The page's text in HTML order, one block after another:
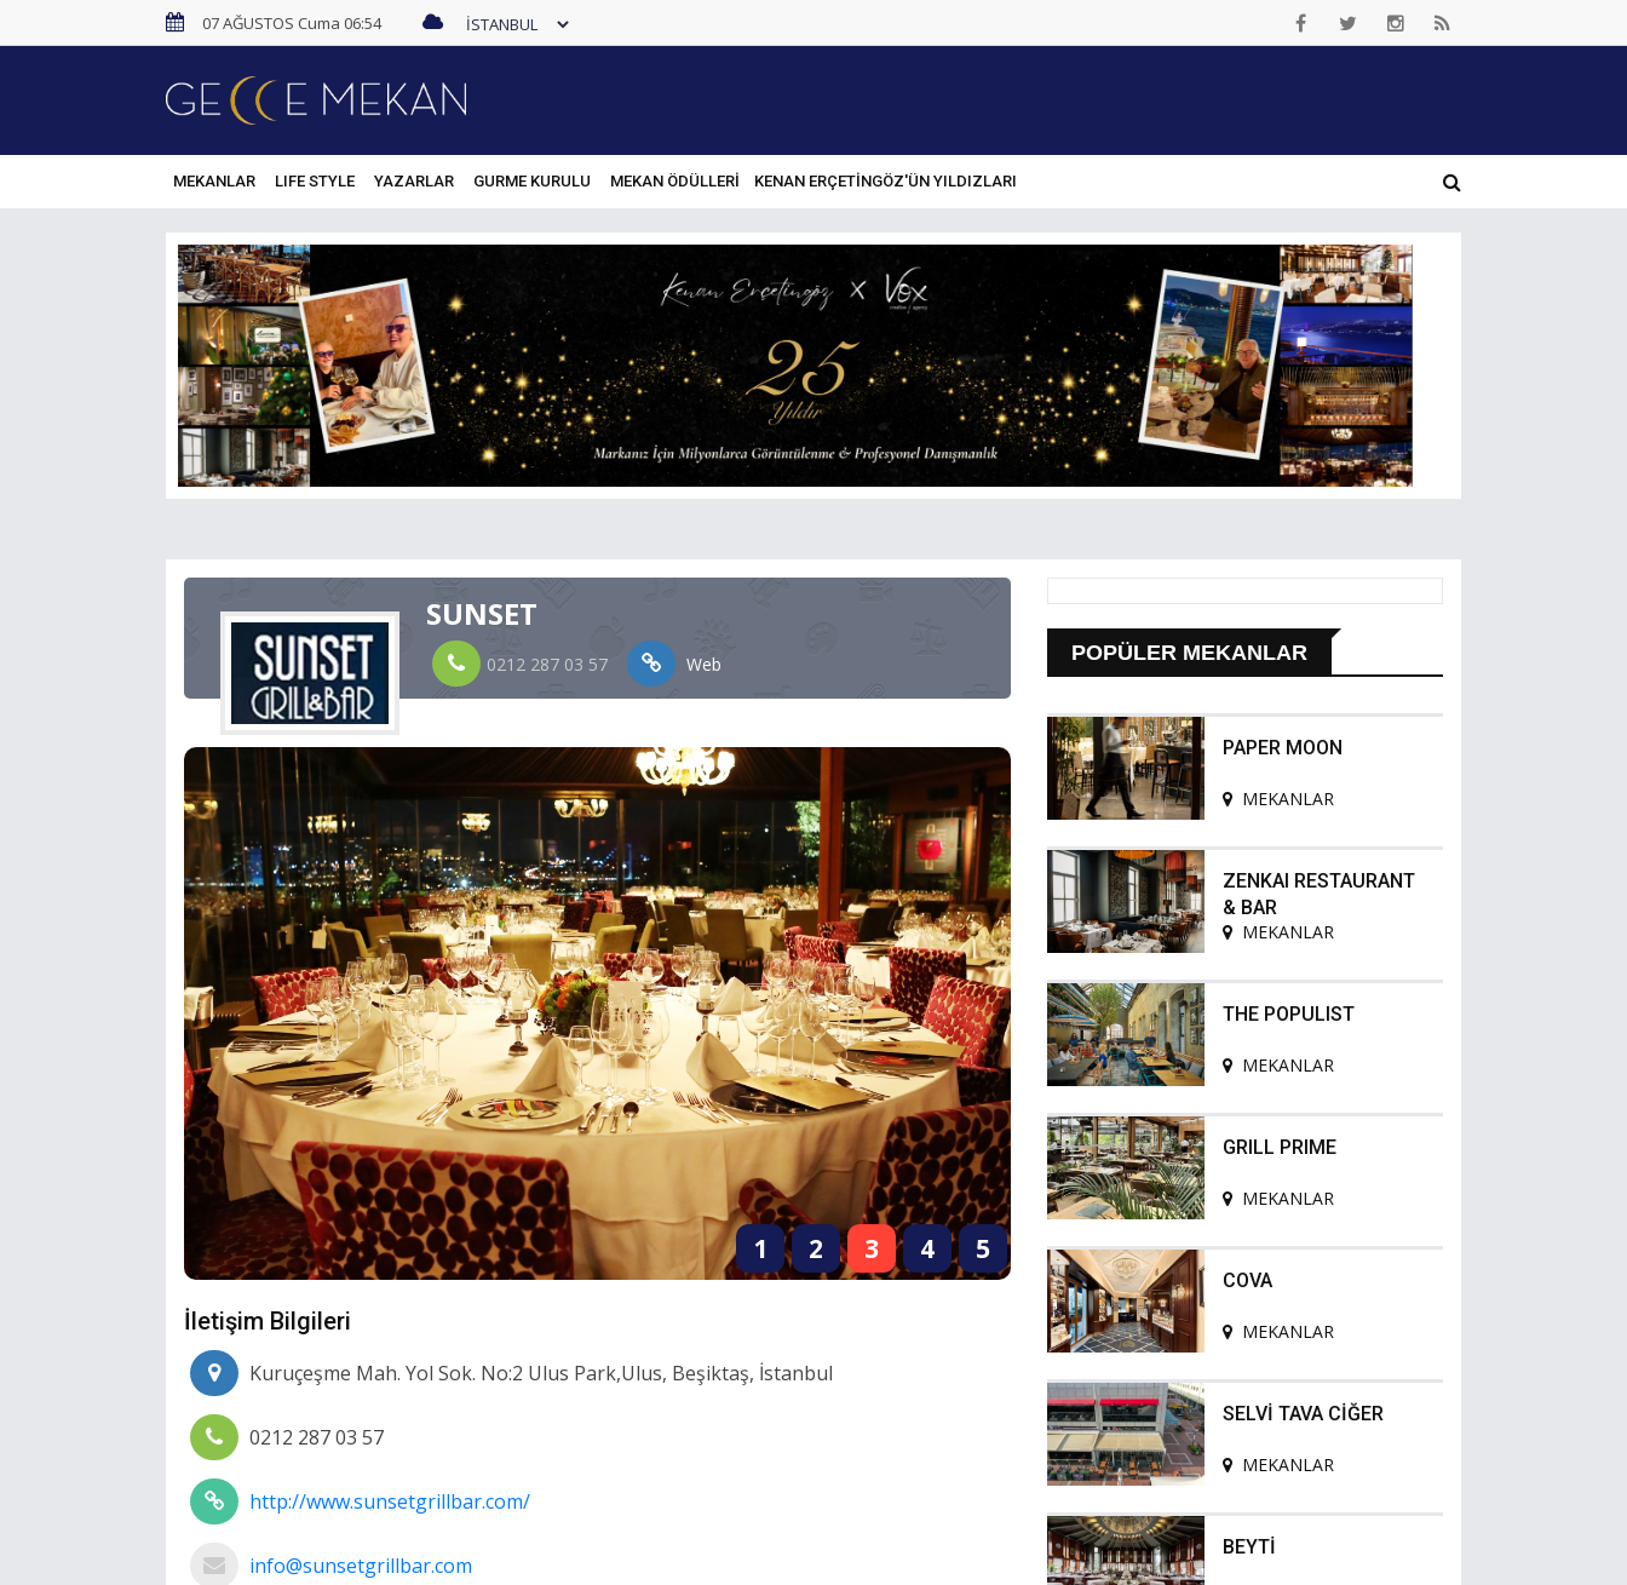
07 AĞUSTOS Cuma 06:54
MEKANLAR LIFE STYLE YAZARLAR GURME KURULU MEKAN ÖDÜLLERİ KENAN ERÇETINGÖZ'ÜN YILDIZLARI
SUNSET
0212 287 03 57 Web
1 2 3 4 5
İletişim Bilgileri
Kuruçeşme Mah. Yol Sok. No:2 Ulus Park,Ulus, Beşiktaş, İstanbul
0212 287 03 57
http://www.sunsetgrillbar.com/
info@sunsetgrillbar.com
POPÜLER MEKANLAR
PAPER MOON
MEKANLAR
ZENKAI RESTAURANT
& BAR
MEKANLAR
THE POPULIST
MEKANLAR
GRILL PRIME
MEKANLAR
COVA
MEKANLAR
SELVİ TAVA CİĞER
MEKANLAR
BEYTİ